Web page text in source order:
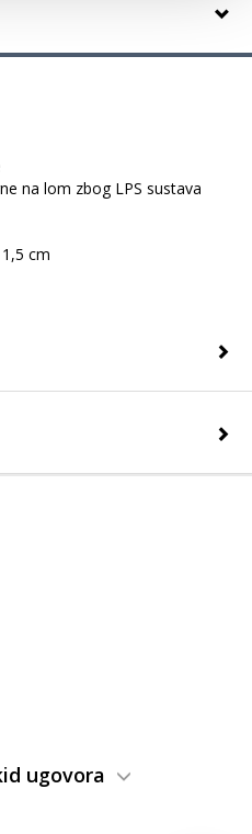
na lom zbog LPS sustava
cm
ugovora